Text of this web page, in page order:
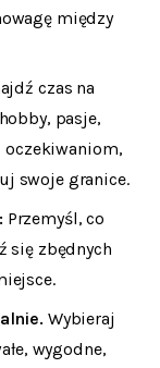
między
czas na
pasje,
oczekiwaniom,
swoje granice.
Przemyśl, co
się zbędnych
Wybieraj
wygodne,